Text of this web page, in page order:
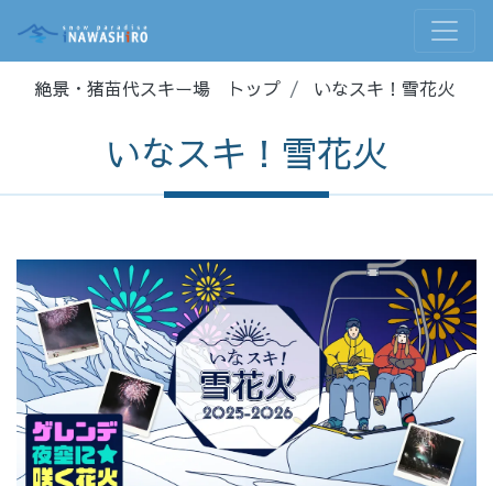
絶景・猪苗代スキー場 トップ いなスキ！雪花火
いなスキ！雪花火